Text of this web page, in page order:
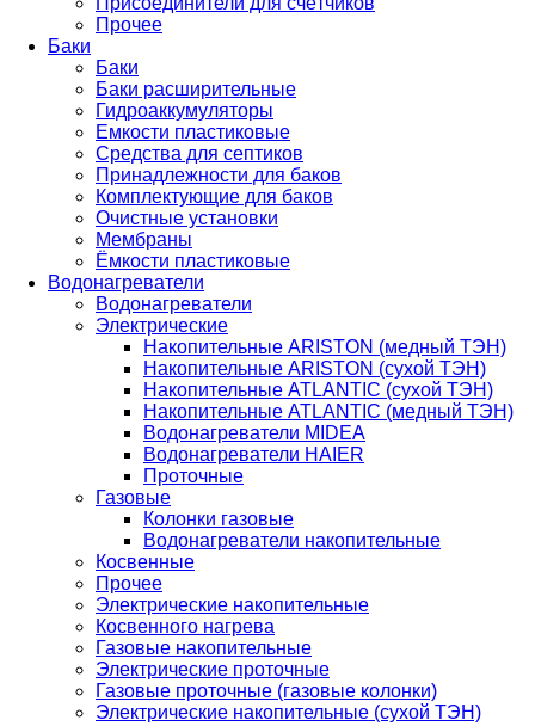
Прочее
Баки
Баки
Баки расширительные
Гидроаккумуляторы
Емкости пластиковые
Средства для септиков
Принадлежности для баков
Комплектующие для баков
Очистные установки
Мембраны
Ёмкости пластиковые
Водонагреватели
Водонагреватели
Электрические
Накопительные ARISTON (медный ТЭН)
Накопительные ARISTON (сухой ТЭН)
Накопительные ATLANTIC (сухой ТЭН)
Накопительные ATLANTIC (медный ТЭН)
Водонагреватели MIDEA
Водонагреватели HAIER
Проточные
Газовые
Колонки газовые
Водонагреватели накопительные
Косвенные
Прочее
Электрические накопительные
Косвенного нагрева
Газовые накопительные
Электрические проточные
Газовые проточные (газовые колонки)
Электрические накопительные (сухой ТЭН)